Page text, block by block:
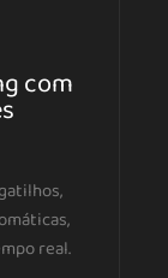
com
real.